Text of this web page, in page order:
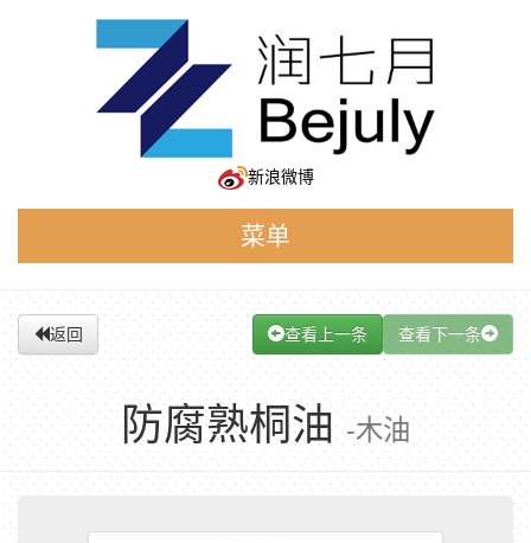
新浪微博
菜单
返回 查看下一条
查看上一条
防腐熟桐油-木油